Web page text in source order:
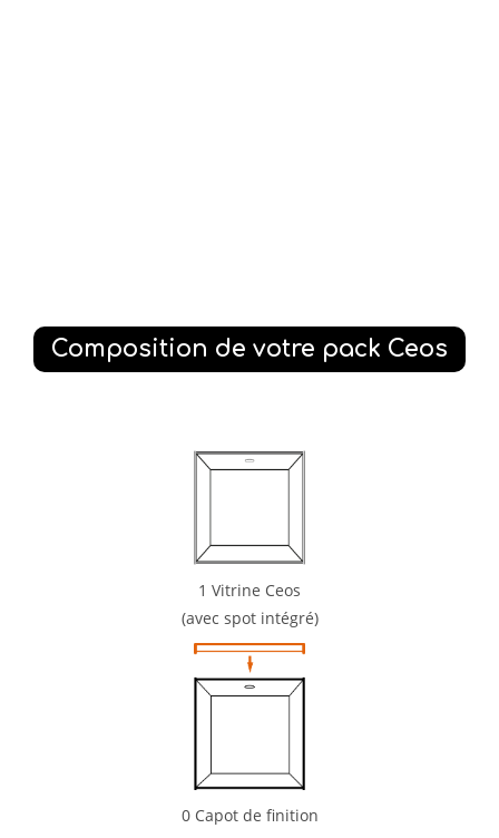
Composition de votre pack Ceos
1 Vitrine Ceos
(avec spot intégré)
0Capot de finition